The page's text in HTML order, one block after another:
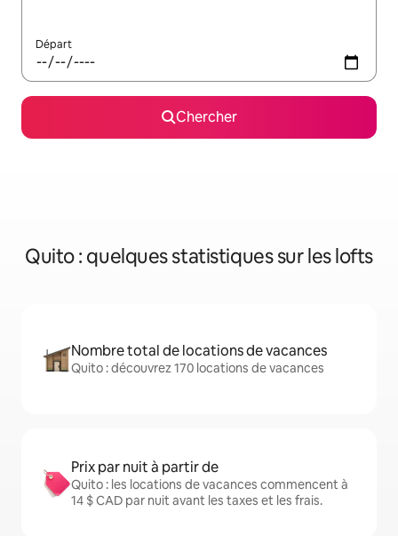
Départ
Chercher
Quito : quelques statistiques sur les lofts
Nombre total de locations de vacances
Quito : découvrez 170 locations de vacances
Prix par nuit à partir de
Quito : les locations de vacances commencent à
14 $ CAD par nuit avant les taxes et les frais.